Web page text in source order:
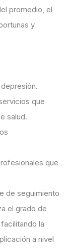
promedio, el
y
que
salud.
que
de seguimiento
el grado de
facilitando la
a nivel